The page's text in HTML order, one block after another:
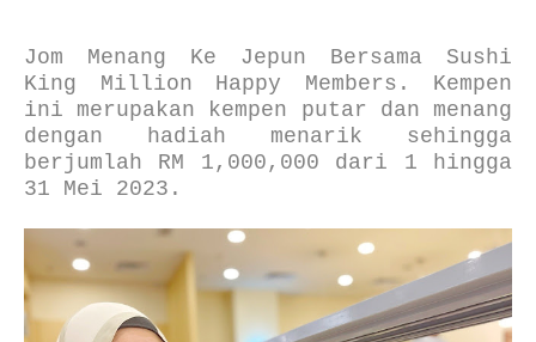
Jom Menang Ke Jepun Bersama Sushi
King Million Happy Members. Kempen
ini merupakan kempen putar dan menang
dengan hadiah menarik sehingga
berjumlah RM 1,000,000 dari 1 hingga
31 Mei 2023.